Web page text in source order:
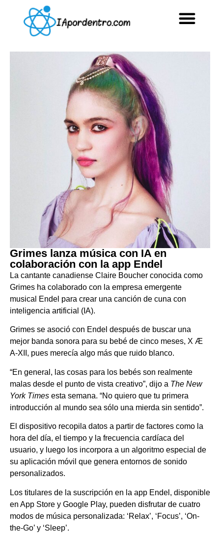
Grimes lanza música con IA en
colaboración con la app Endel
La cantante canadiense Claire Boucher conocida como
Grimes ha colaborado con la empresa emergente
musical Endel para crear una canción de cuna con
inteligencia artificial (IA).
Grimes se asoció con Endel después de buscar una
mejor banda sonora para su bebé de cinco meses, X Æ
A-XII, pues merecía algo más que ruido blanco.
“En general, las cosas para los bebés son realmente
malas desde el punto de vista creativo”, dijo a The New
York Times esta semana. “No quiero que tu primera
introducción al mundo sea sólo una mierda sin sentido”.
El dispositivo recopila datos a partir de factores como la
hora del día, el tiempo y la frecuencia cardíaca del
usuario, y luego los incorpora a un algoritmo especial de
su aplicación móvil que genera entornos de sonido
personalizados.
Los titulares de la suscripción en la app Endel, disponible
en App Store y Google Play, pueden disfrutar de cuatro
modos de música personalizada: ‘Relax’, ‘Focus’, ‘On-
the-Go’ y ‘Sleep’.